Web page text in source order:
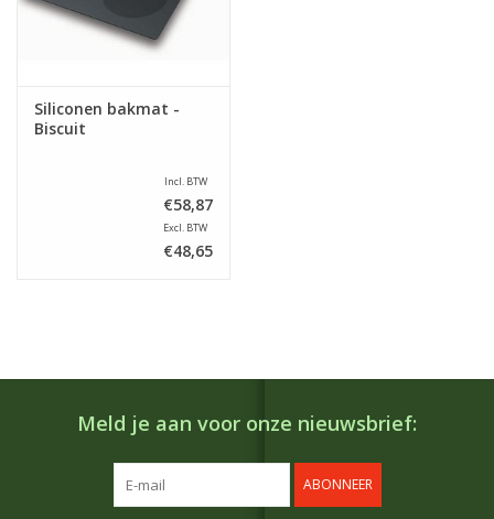
Siliconen bakmat -
Biscuit
Incl. BTW
€58,87
Excl. BTW
€48,65
Meld je aan voor onze nieuwsbrief:
ABONNEER